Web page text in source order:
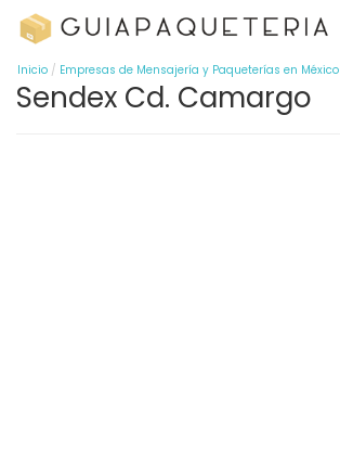
Inicio Empresas de Mensajería y Paqueterías en México
Sendex Cd. Camargo